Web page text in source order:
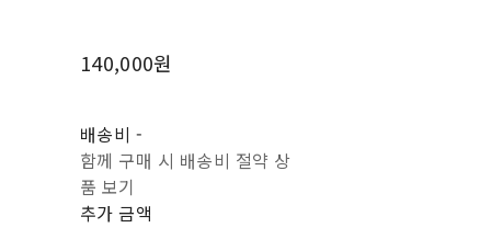
140,000원
배송비 -
함께 구매 시 배송비 절약 상
품 보기
추가 금액